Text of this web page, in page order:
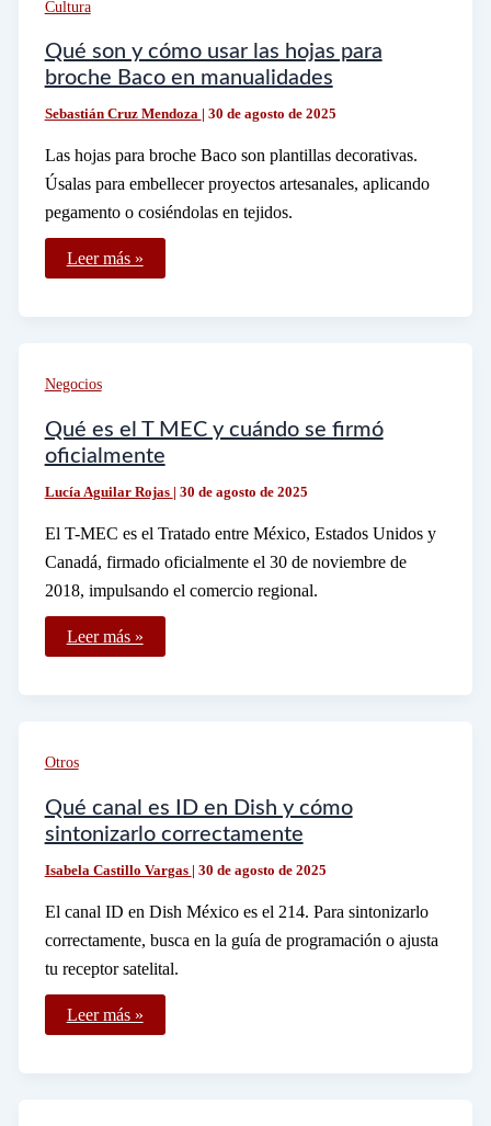
inconformidad
el
IMSS
por
Cultura
Qué son y cómo usar las hojas para
broche Baco en manualidades
Sebastián Cruz Mendoza | 30 de agosto de 2025
Las hojas para broche Baco son plantillas decorativas.
Úsalas para embellecer proyectos artesanales, aplicando
pegamento o cosiéndolas en tejidos.
Qué
son
para
broche
en
manualidades
Leer más »
Negocios
Qué es el T MEC y cuándo se firmó
oficialmente
Lucía Aguilar Rojas | 30 de agosto de 2025
El T-MEC es el Tratado entre México, Estados Unidos y
Canadá, firmado oficialmente el 30 de noviembre de
2018, impulsando el comercio regional.
Qué
es
firmó
Leer más »
Otros
Qué canal es ID en Dish y cómo
sintonizarlo correctamente
Isabela Castillo Vargas | 30 de agosto de 2025
El canal ID en Dish México es el 214. Para sintonizarlo
correctamente, busca en la guía de programación o ajusta
tu receptor satelital.
Qué
canal
Leer más »